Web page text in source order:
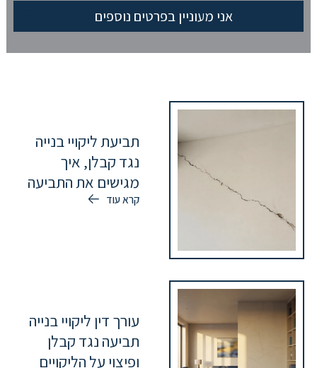
תביעת ליקויי בנייה
נגד קבלן, איך
מגישים את התביעה
קרא עוד
עורך דין ליקויי בנייה
תביעה נגד קבלן
ופיצוי על הליקויים